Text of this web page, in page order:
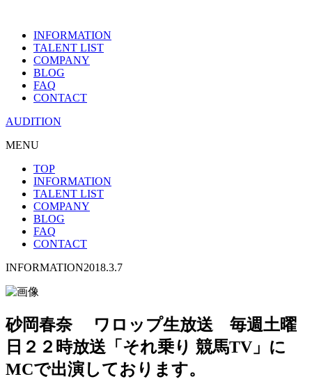
INFORMATION
TALENT LIST
COMPANY
BLOG
FAQ
CONTACT
AUDITION
MENU
TOP
INFORMATION
TALENT LIST
COMPANY
BLOG
FAQ
CONTACT
INFORMATION2018.3.7
砂岡春奈 ワロップ生放送 毎週土曜
日２２時放送「それ乗り 競馬TV」に
MCで出演しております。